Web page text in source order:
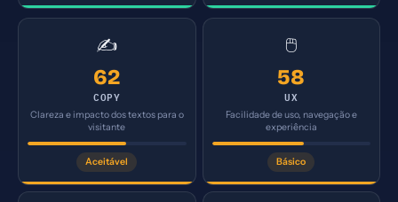
✍️
62
COPY
Clareza e impacto dos textos para o
visitante
Aceitável
🖱️
58
UX
Facilidade de uso, navegação e
experiência
Básico